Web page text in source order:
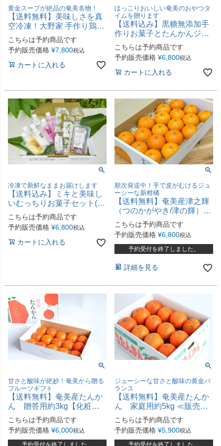
黄金スープが絶品の奄美名物！
【送料無料】美味しさを真
空冷凍！大野家 手作り鶏飯
（4人前）
こちらは予約商品です
予約販売価格 ¥7,800税込
カートに入れる
ほっこりおいしい奄美のおやつタ
イムを贈ります
【送料込み】黒糖無添加手
作りお菓子とたんかんジュ
ースセット(味の郷かさり
B）
こちらは予約商品です
予約販売価格 ¥6,800税込
カートに入れる
冷凍で新鮮なままお届けします
【送料込み】ミキと美味し
いむっちりお菓子セット(味
の郷かさりC）
こちらは予約商品です
予約販売価格 ¥6,800税込
カートに入れる
順次発送中！手で皮がむけるジュ
ーシーな新柑橘
【送料無料】奄美産津之輝
（つのかがやき/津の輝）贈
答用約2.5kg
こちらは予約商品です
予約販売価格 ¥6,800税込
予約受付を終了しました。
詳細を見る
甘さと酸味が絶妙！奄美から贈る
フルーツギフト
【送料無料】奄美産たんか
ん 贈答用約3kg【化粧箱
入】≪2026年2－3月発送≫
こちらは予約商品です
予約販売価格 ¥6,000税込
予約受付を終了しました。
ジューシーな甘さと酸味の黄金バ
ランス
【送料無料】奄美産たんか
ん 家庭用約5kg ≪販売期
間延長≫
こちらは予約商品です
予約販売価格 ¥5,900税込
予約受付を終了しました。